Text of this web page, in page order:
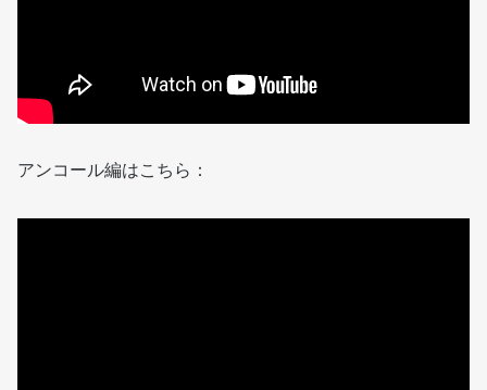
アンコール編はこちら：